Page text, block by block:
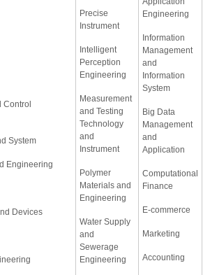
Control
System
Engineering
Devices
Precise
Instrument
Intelligent
Perception
Engineering
Measurement
and Testing
Technology
and
Instrument
Polymer
Materials and
Engineering
Water Supply
and
Sewerage
Engineering
Engineering
Information
Management
and
Information
System
Big Data
Management
and
Application
Computational
Finance
E-commerce
Marketing
Accounting